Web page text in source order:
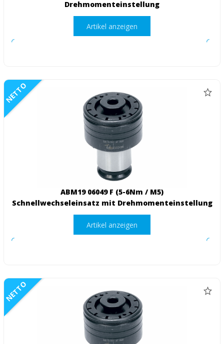
Drehmomenteinstellung
Artikel anzeigen
NETTO
ABM19 06049 F (5-6Nm / M5)
Schnellwechseleinsatz mit Drehmomenteinstellung
Artikel anzeigen
NETTO